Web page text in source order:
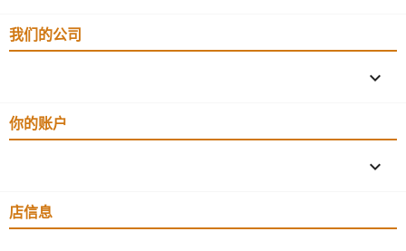
我们的公司

你的账户

店信息